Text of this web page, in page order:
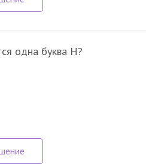
одна буква Н?